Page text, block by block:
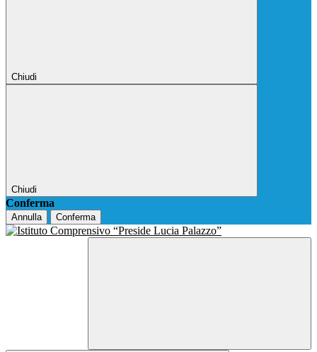
Chiudi
Chiudi
Conferma
Annulla Conferma